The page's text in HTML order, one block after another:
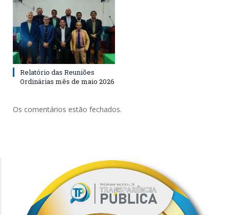
Relatório das Reuniões
Ordinárias mês de maio 2026
Os comentários estão fechados.